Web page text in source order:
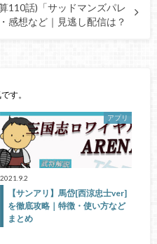
110話)「サッドマンズパレ
感想など｜見逃し配信は？
す。
アプリ
2021.9.2
【サンアリ】馬岱[西涼忠士ver]
を徹底攻略｜特徴・使い方など
まとめ